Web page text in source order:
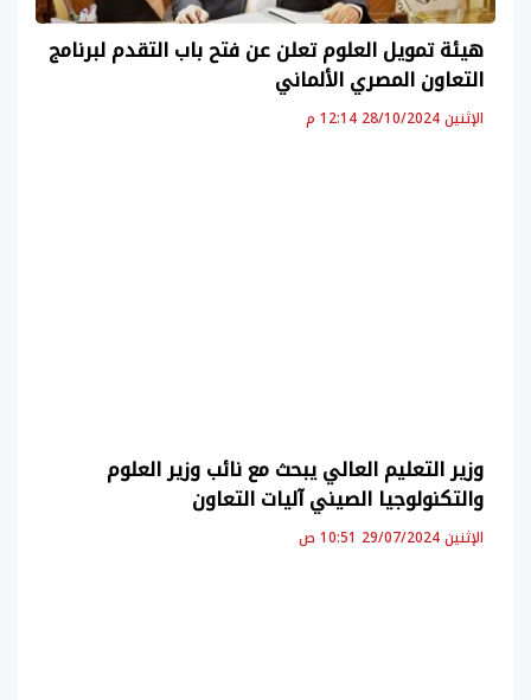
هيئة تمويل العلوم تعلن عن فتح باب التقدم لبرنامج
التعاون المصري الألماني
الإثنين 28/10/2024 12:14 م
وزير التعليم العالي يبحث مع نائب وزير العلوم
والتكنولوجيا الصيني آليات التعاون
الإثنين 29/07/2024 10:51 ص